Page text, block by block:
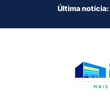
Última notícia: